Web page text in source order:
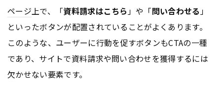
ページ上で、「資料請求はこちら」や「問い合わせる」
といったボタンが配置されていることがよくあります。
このような、ユーザーに行動を促すボタンもCTAの一種
であり、サイトで資料請求や問い合わせを獲得するには
欠かせない要素です。